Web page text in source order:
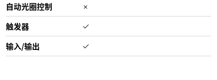
自动光圈控制
触发器
输入/输出